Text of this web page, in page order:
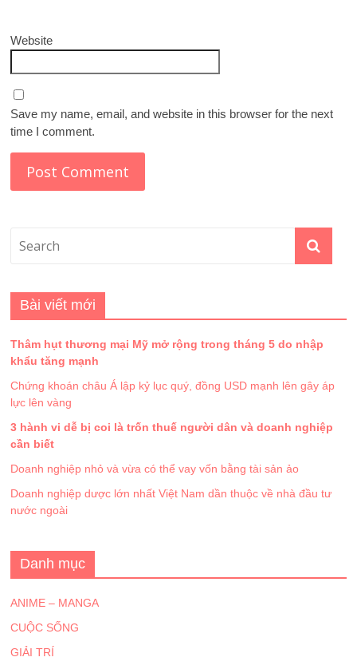
Website
Save my name, email, and website in this browser for the next
time I comment.
Bài viết mới
Thâm hụt thương mại Mỹ mở rộng trong tháng 5 do nhập
khẩu tăng mạnh
Chứng khoán châu Á lập kỷ lục quý, đồng USD mạnh lên gây áp
lực lên vàng
3 hành vi dễ bị coi là trốn thuế người dân và doanh nghiệp
cần biết
Doanh nghiệp nhỏ và vừa có thể vay vốn bằng tài sản ảo
Doanh nghiệp dược lớn nhất Việt Nam dần thuộc về nhà đầu tư
nước ngoài
Danh mục
ANIME – MANGA
CUỘC SỐNG
GIẢI TRÍ